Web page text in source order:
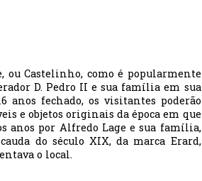
Castelinho, como é popularmente
D. Pedro II e sua família em sua
anos fechado, os visitantes poderão
e objetos originais da época em que
anos por Alfredo Lage e sua família,
do século XIX, da marca Erard,
o local.